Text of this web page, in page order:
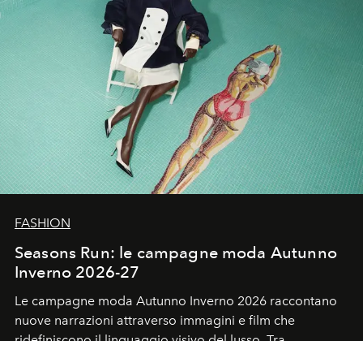
FASHION
Seasons Run: le campagne moda Autunno
Inverno 2026-27
Le campagne moda Autunno Inverno 2026 raccontano
nuove narrazioni attraverso immagini e film che